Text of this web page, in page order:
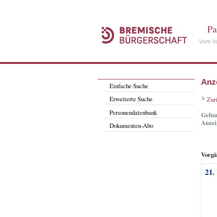
Vom
Einfache Suche
Erweiterte Suche
Personendatenbank
Dokumenten-Abo